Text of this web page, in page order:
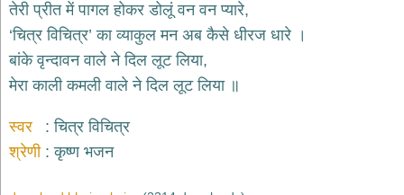
दुर्गा
भजन
durga
bhajans
भजन
ganesh
bhajans
तेरी प्रीत में पागल होकर डोलूं वन वन प्यारे,
‘चित्र विचित्र’ का व्याकुल मन अब कैसे धीरज धारे ।
बांके वृन्दावन वाले ने दिल लूट लिया,
मेरा काली कमली वाले ने दिल लूट लिया ॥
स्वर
चित्र विचित्र
श्रेणी
कृष्ण भजन